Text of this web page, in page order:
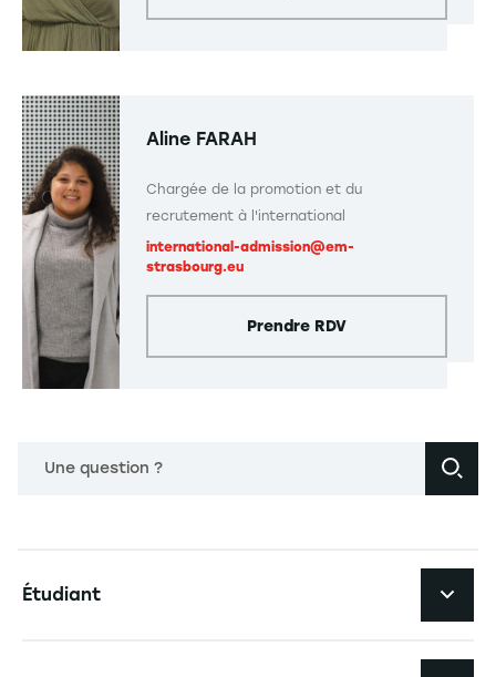
Aline FARAH
Chargée de la promotion et du
recrutement à l'international
international-admission@em-
strasbourg.eu
Prendre RDV
Une question ?
Étudiant